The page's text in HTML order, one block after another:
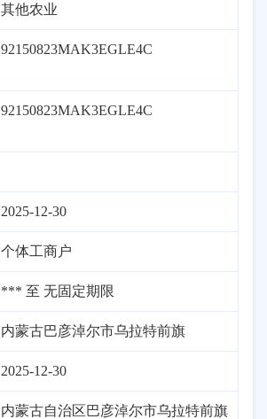
其他农业
92150823MAK3EGLE4C
92150823MAK3EGLE4C
2025-12-30
个体工商户
*** 至 无固定期限
内蒙古巴彦淖尔市乌拉特前旗
2025-12-30
内蒙古自治区巴彦淖尔市乌拉特前旗